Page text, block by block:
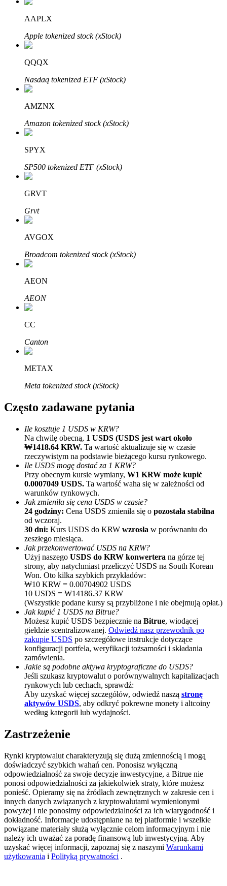
Zdobądź długoterminowy zysk i elastyczne zainteresowania
Naucz się stakingu
Dowiedz się, jak uzyskać dochód pasywny
Aż do 65% prowizji!
Polecaj
Zaproś przyjaciela, aby otrzymać nagrody pieniężne
Deposit CASHCAT & Win
Deposit CASHCAT & Win
Share 500000 CASHCAT prize pool
Exclusive for BitMart Users
Register & Trade to Win 500,000 USDT
Precious Metals Trading Carnival
Trade Gold & Silver · 33,333 USDT Bonus
AAPLX
Apple tokenized stock (xStock)
QQQX
Nasdaq tokenized ETF (xStock)
AMZNX
Amazon tokenized stock (xStock)
SPYX
SP500 tokenized ETF (xStock)
GRVT
Grvt
AVGOX
Broadcom tokenized stock (xStock)
AEON
AEON
CC
Canton
METAX
Meta tokenized stock (xStock)
Często zadawane pytania
Ile kosztuje 1 USDS w KRW?
Na chwilę obecną, 1 USDS (USDS jest wart około
₩1418.64 KRW. Ta wartość aktualizuje się w czasie
rzeczywistym na podstawie bieżącego kursu rynkowego.
Ile USDS mogę dostać za 1 KRW?
Przy obecnym kursie wymiany, ₩1 KRW może kupić
0.0007049 USDS. Ta wartość waha się w zależności od
warunków rynkowych.
Jak zmieniła się cena USDS w czasie?
24 godziny: Cena USDS zmieniła się o pozostała stabilna
od wczoraj.
30 dni: Kurs USDS do KRW wzrosła w porównaniu do
zeszłego miesiąca.
Jak przekonwertować USDS na KRW?
Użyj naszego USDS do KRW konwertera na górze tej
strony, aby natychmiast przeliczyć USDS na South Korean
Won. Oto kilka szybkich przykładów:
₩10 KRW = 0.00704902 USDS
10 USDS = ₩14186.37 KRW
(Wszystkie podane kursy są przybliżone i nie obejmują opłat.)
Jak kupić 1 USDS na Bitrue?
Możesz kupić USDS bezpiecznie na Bitrue, wiodącej
giełdzie scentralizowanej. Odwiedź nasz przewodnik po
zakupie USDS po szczegółowe instrukcje dotyczące
konfiguracji portfela, weryfikacji tożsamości i składania
zamówienia.
Jakie są podobne aktywa kryptograficzne do USDS?
Jeśli szukasz kryptowalut o porównywalnych kapitalizacjach
rynkowych lub cechach, sprawdź:
Aby uzyskać więcej szczegółów, odwiedź naszą stronę
aktywów USDS, aby odkryć pokrewne monety i altcoiny
według kategorii lub wydajności.
Zastrzeżenie
Rynki kryptowalut charakteryzują się dużą zmiennością i mogą
doświadczyć szybkich wahań cen. Ponosisz wyłączną
odpowiedzialność za swoje decyzje inwestycyjne, a Bitrue nie
ponosi odpowiedzialności za jakiekolwiek straty, które możesz
ponieść. Opieramy się na źródłach zewnętrznych w zakresie cen i
innych danych związanych z kryptowalutami wymienionymi
powyżej i nie ponosimy odpowiedzialności za ich wiarygodność i
dokładność. Informacje udostępniane na tej platformie i wszelkie
powiązane materiały służą wyłącznie celom informacyjnym i nie
należy ich uważać za poradę finansową lub inwestycyjną. Aby
uzyskać więcej informacji, zapoznaj się z naszymi Warunkami
użytkowania i Polityką prywatności .